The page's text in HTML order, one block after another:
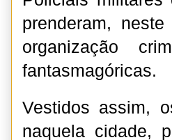
prenderam,
organização
fantasmagóricas.
Vestidos assim,
naquela cidade,